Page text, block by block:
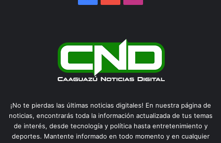
¡No te pierdas las últimas noticias digitales! En nuestra página de
noticias, encontrarás toda la información actualizada de tus temas
de interés, desde tecnología y política hasta entretenimiento y
deportes. Mantente informado en todo momento y en cualquier